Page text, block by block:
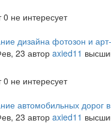
0 не интересует
дизайна фотозон и
23 автор axied11
0 не интересует
автомобильных дорог
23 автор axied11